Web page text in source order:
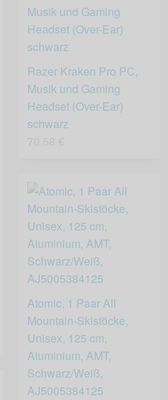
Razer Kraken Pro PC,
Musik und Gaming
Headset (Over-Ear)
schwarz
Atomic, 1 Paar All
Mountain-Skistöcke,
Unisex, 125 cm,
Aluminium, AMT,
Schwarz/Weiß,
AJ5005384125